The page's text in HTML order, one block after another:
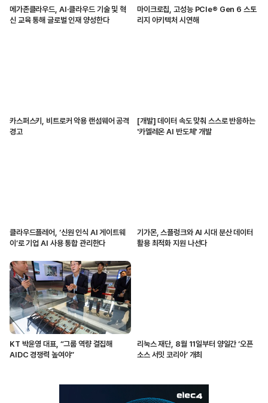
메가존클라우드, AI·클라우드 기술 및 혁
신 교육 통해 글로벌 인재 양성한다
마이크로칩, 고성능 PCIe® Gen 6 스토
리지 아키텍처 시연해
카스퍼스키, 비트로커 악용 랜섬웨어 공격
경고
[개발] 데이터 속도 맞춰 스스로 반응하는
'카멜레온 AI 반도체' 개발
클라우드플레어, ‘신원 인식 AI 게이트웨
이’로 기업 AI 사용 통합 관리한다
기가몬, 스플렁크와 AI 시대 분산 데이터
활용 최적화 지원 나선다
KT 박윤영 대표, “그룹 역량 결집해
AIDC 경쟁력 높여야”
리눅스 재단, 8월 11일부터 양일간 ‘오픈
소스 서밋 코리아’ 개최